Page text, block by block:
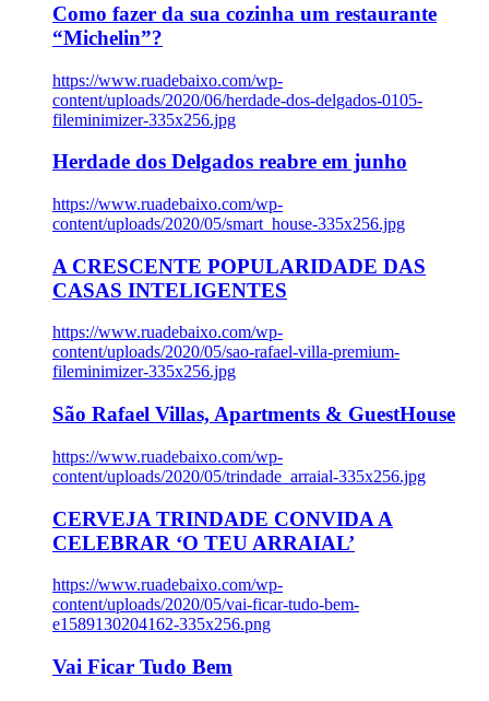
Como fazer da sua cozinha um restaurante
“Michelin”?
https://www.ruadebaixo.com/wp-
content/uploads/2020/06/herdade-dos-delgados-0105-
fileminimizer-335x256.jpg
Herdade dos Delgados reabre em junho
https://www.ruadebaixo.com/wp-
content/uploads/2020/05/smart_house-335x256.jpg
A CRESCENTE POPULARIDADE DAS
CASAS INTELIGENTES
https://www.ruadebaixo.com/wp-
content/uploads/2020/05/sao-rafael-villa-premium-
fileminimizer-335x256.jpg
São Rafael Villas, Apartments & GuestHouse
https://www.ruadebaixo.com/wp-
content/uploads/2020/05/trindade_arraial-335x256.jpg
CERVEJA TRINDADE CONVIDA A
CELEBRAR ‘O TEU ARRAIAL’
https://www.ruadebaixo.com/wp-
content/uploads/2020/05/vai-ficar-tudo-bem-
e1589130204162-335x256.png
Vai Ficar Tudo Bem